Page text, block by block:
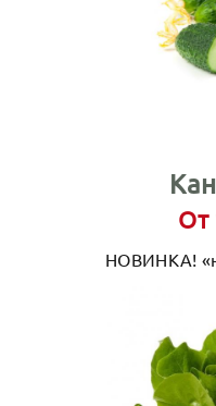
От
НОВИНКА!